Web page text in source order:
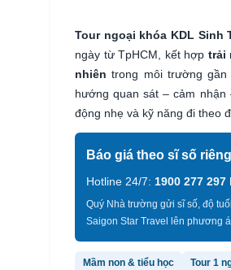
Tour ngoại khóa KDL Sinh
ngày từ TpHCM, kết hợp trải
nhiên trong môi trường
hướng quan sát – cảm
động nhẹ và kỹ năng đi theo
Báo giá theo sĩ số
Hotline 24/7: 1900 277 297
Quý Nhà trường gửi sĩ số, độ
Saigon Star Travel lên phương
Mầm non & tiểu học Tour 1